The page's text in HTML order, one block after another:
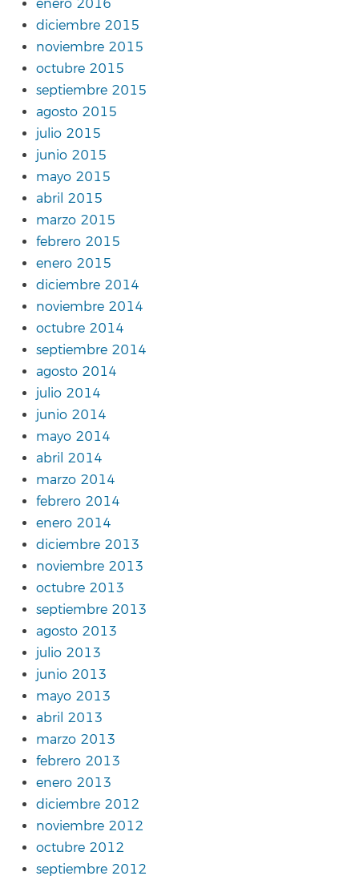
enero 2016
diciembre 2015
noviembre 2015
octubre 2015
septiembre 2015
agosto 2015
julio 2015
junio 2015
mayo 2015
abril 2015
marzo 2015
febrero 2015
enero 2015
diciembre 2014
noviembre 2014
octubre 2014
septiembre 2014
agosto 2014
julio 2014
junio 2014
mayo 2014
abril 2014
marzo 2014
febrero 2014
enero 2014
diciembre 2013
noviembre 2013
octubre 2013
septiembre 2013
agosto 2013
julio 2013
junio 2013
mayo 2013
abril 2013
marzo 2013
febrero 2013
enero 2013
diciembre 2012
noviembre 2012
octubre 2012
septiembre 2012